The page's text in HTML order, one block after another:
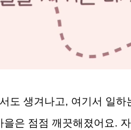
생겨나고, 여기서 일
은 점점 깨끗해졌어요.